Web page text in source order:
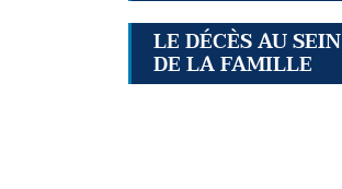
LE DÉCÈS AU SEIN
DE LA FAMILLE